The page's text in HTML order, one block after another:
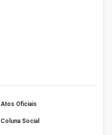
Atos Oficiais
Coluna Social